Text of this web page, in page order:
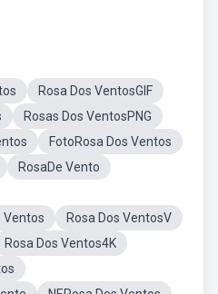
Rosa Dos VentosGIF
Rosas Dos VentosPNG
FotoRosa Dos Ventos
RosaDe Vento
Ventos
Rosa Dos VentosV
Rosa Dos Ventos4K